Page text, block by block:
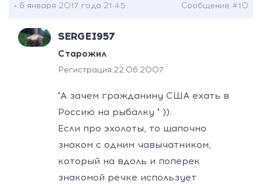
» 6 января 2017 года 21:45 Сообщение #10
SERGEI957
Старожил
Регистрация:22.06.2007
"А зачем гражданину США ехать в
Россию на рыбалку " )).
Если про эхолоты, то шапочно
знаком с одним чавычатником,
который на вдоль и поперек
знакомой речке использует